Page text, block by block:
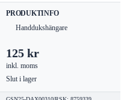
PRODUKTINFO
Handdukshängare
125 kr
inkl. moms
Slut i lager